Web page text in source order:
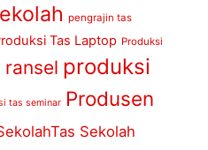
pengrajin tas
Tas Laptop Produksi
produksi
tas seminar Produsen
Sekolah